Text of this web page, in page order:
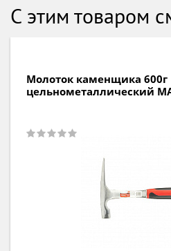
С этим товаром
Молоток каменщика 600г
цельнометаллический